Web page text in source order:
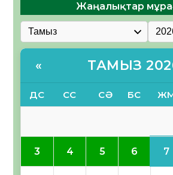
Жаңалықтар
« ТАМЫЗ
ДС СС СӘ БС
3 4 5 6 7